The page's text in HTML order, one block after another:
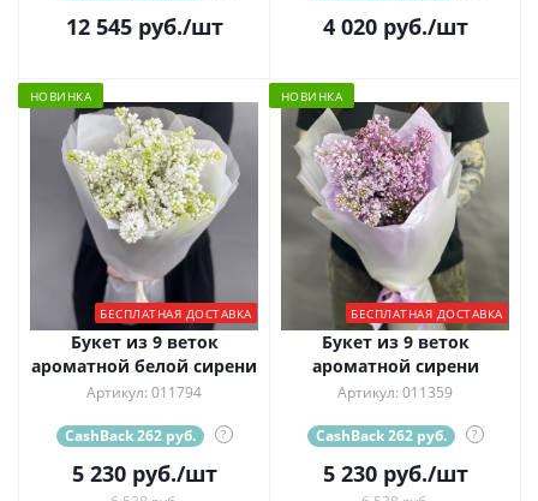
12 545руб./шт 4 020руб./шт
НОВИНКА
БЕСПЛАТНАЯ ДОСТАВКА
Букет из 9 веток
ароматной белой сирени
Артикул: 011794
CashBack 262 руб. ?
5 230руб./шт
НОВИНКА
БЕСПЛАТНАЯ ДОСТАВКА
Букет из 9 веток
ароматной сирени
Артикул: 011359
CashBack 262 руб. ?
5 230руб./шт